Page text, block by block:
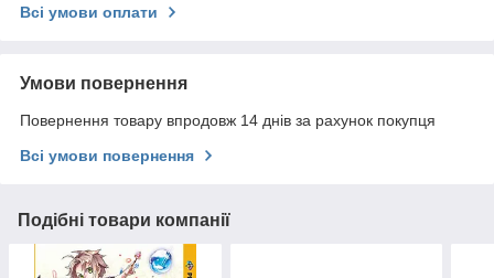
Всі умови оплати
Умови повернення
Повернення товару впродовж 14 днів за рахунок покупця
Всі умови повернення
Подібні товари компанії